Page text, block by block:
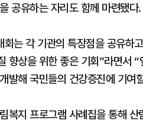
공유하는 자리도 함께 마련됐다.
회는 각 기관의 특장점을 공유하
향상을 위한 좋은 기회”라면서
발해 국민들의 건강증진에 기여
복지 프로그램 사례집을 통해